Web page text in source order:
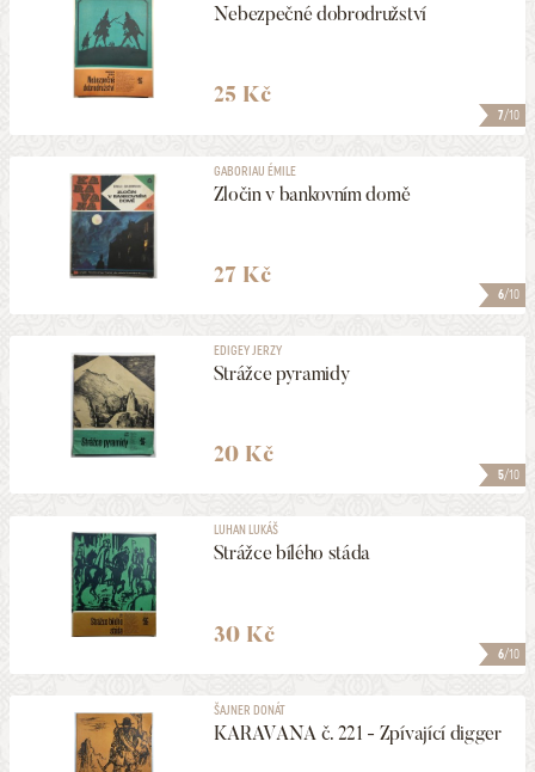
7/10
Nebezpečné dobrodružství
25 Kč
6/10
GABORIAU ÉMILE
Zločin v bankovním domě
27 Kč
5/10
EDIGEY JERZY
Strážce pyramidy
20 Kč
6/10
LUHAN LUKÁŠ
Strážce bílého stáda
30 Kč
ŠAJNER DONÁT
KARAVANA č. 221 - Zpívající digger